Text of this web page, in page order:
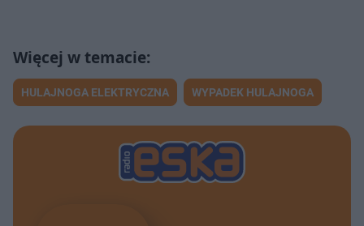
HULAJNOGA ELEKTRYCZNA WYPADEK HULAJNOGA